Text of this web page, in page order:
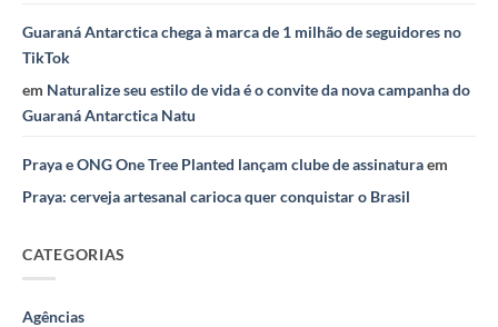
Guaraná Antarctica chega à marca de 1 milhão de seguidores no
TikTok
em Naturalize seu estilo de vida é o convite da nova campanha do
Guaraná Antarctica Natu
Praya e ONG One Tree Planted lançam clube de assinaturaem
Praya: cerveja artesanal carioca quer conquistar o Brasil
CATEGORIAS
Agências